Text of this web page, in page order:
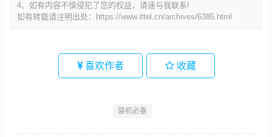
4、如有内容不慎侵犯了您的权益，请速与我联系!
如有转载请注明出处：
https://www.ittel.cn/archives/6385.html
喜欢作者 收藏
装机必备